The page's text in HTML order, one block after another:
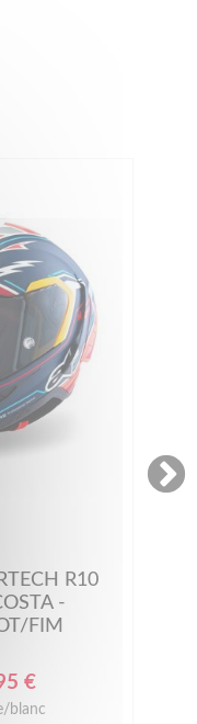
R10
-
FIM
€
blanc